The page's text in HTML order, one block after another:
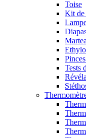
Toise
Kit de
Tests